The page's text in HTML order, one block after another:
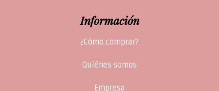
Información
¿Cómo comprar?
Quiénes somos
Empresa